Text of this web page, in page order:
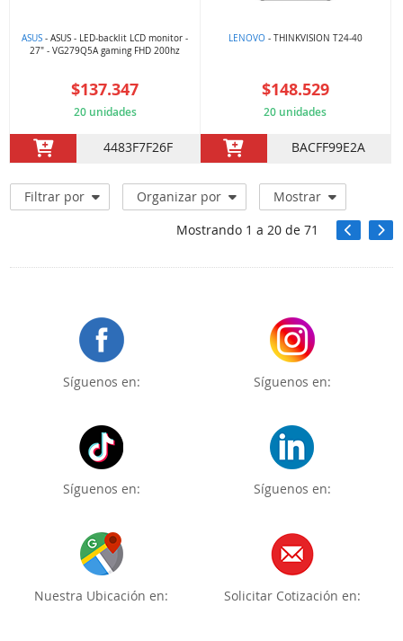
ASUS - ASUS - LED-backlit LCD monitor -
27" - VG279Q5A gaming FHD 200hz
$137.347
20 unidades
4483F7F26F
LENOVO- THINKVISION T24-40
$148.529
20 unidades
BACFF99E2A
Filtrar por Organizar por
Mostrar
Mostrando 1 a 20de 71
Síguenos en: Síguenos en:
Síguenos en: Síguenos en:
Nuestra Ubicación en: Solicitar Cotización en: